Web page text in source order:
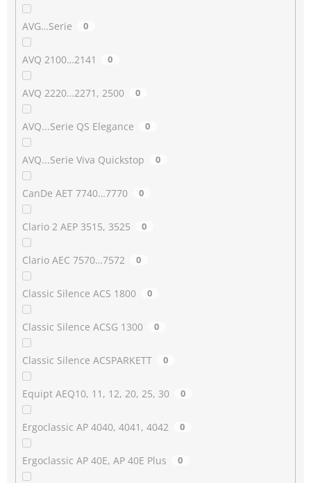
AVG…Serie 0
AVQ 2100…2141 0
AVQ 2220…2271, 2500 0
AVQ...Serie QS Elegance 0
AVQ...Serie Viva Quickstop 0
CanDe AET 7740…7770 0
Clario 2 AEP 3515, 3525 0
Clario AEC 7570…7572 0
Classic Silence ACS 1800 0
Classic Silence ACSG 1300 0
Classic Silence ACSPARKETT 0
Equipt AEQ10, 11, 12, 20, 25, 30 0
Ergoclassic AP 4040, 4041, 4042 0
Ergoclassic AP 40E, AP 40E Plus 0